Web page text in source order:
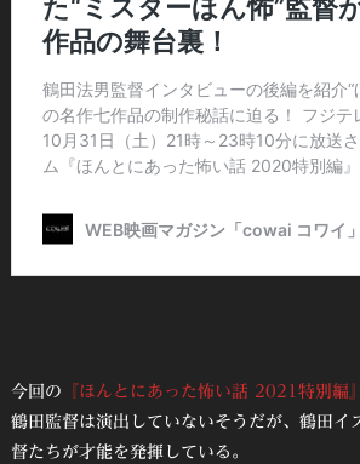
今回の 『ほんとにあった怖い話 2021特別編』
鶴田監督は演出していないそうだが、鶴田イ
督たちが才能を発揮している。